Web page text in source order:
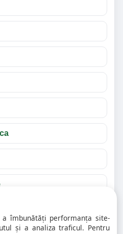
info trafic Buzău
a îmbunătăți performanța site-
și a analiza traficul. Pentru